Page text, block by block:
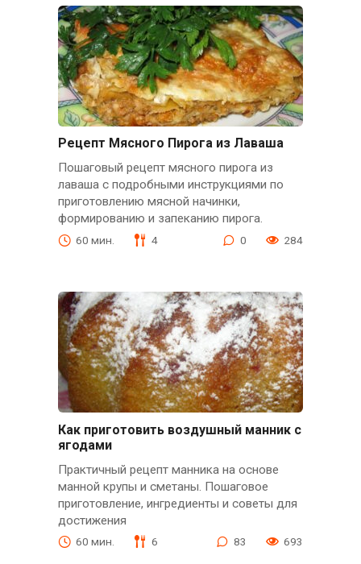
Рецепт Мясного Пирога из Лаваша
Пошаговый рецепт мясного пирога из
лаваша с подробными инструкциями по
приготовлению мясной начинки,
формированию и запеканию пирога.
60 мин. 4 0 284
Как приготовить воздушный манник с
ягодами
Практичный рецепт манника на основе
манной крупы и сметаны. Пошаговое
приготовление, ингредиенты и советы для
достижения
60 мин. 6 83 693